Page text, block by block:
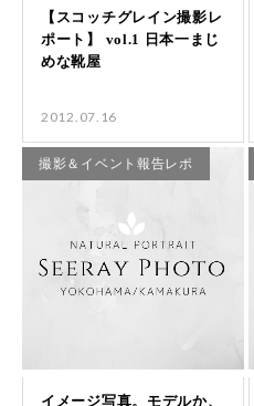
2012.07.16
撮影＆イベント報告レポ